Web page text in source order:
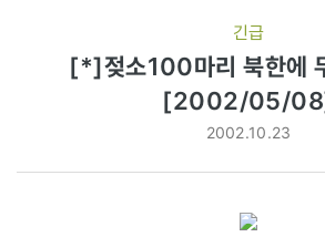
긴급
[*]젖소100마리 북한에
[2002/05/
2002.10.23